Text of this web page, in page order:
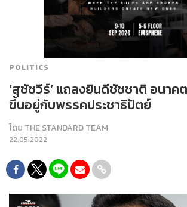
POLITICS
‘สุชัชวีร์’ แถลงยินดีชัชชาติ อนาค
ขึ้นอยู่กับพรรคประชาธิปัตย์
โดย THE STANDARD TEAM
22.05.2022